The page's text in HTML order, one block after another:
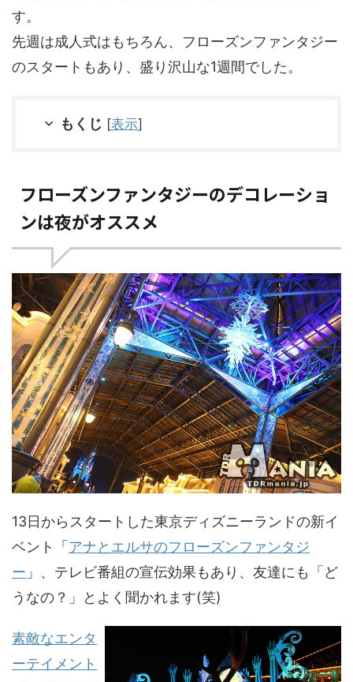
す。
先週は成人式はもちろん、フローズンファンタジー
のスタートもあり、盛り沢山な1週間でした。
もくじ [表示]
フローズンファンタジーのデコレーショ
ンは夜がオススメ
13日からスタートした東京ディズニーランドの新イ
ベント「アナとエルサのフローズンファンタジ
ー 」、テレビ番組の宣伝効果もあり、友達にも「ど
うなの？」とよく聞かれます(笑)
素敵なエンタ
ーテイメント